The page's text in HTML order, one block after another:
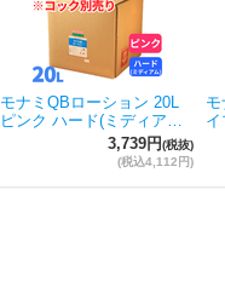
モナミQBローション 20L
ピンク ハード(ミディア…
3,739円(税抜)
(税込4,112円)